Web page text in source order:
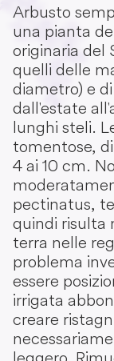
Arbusto
una pianta
originaria del
quelli delle
diametro) e
dall'estate
lunghi steli.
tomentose,
4 ai 10 cm.
pectinatus,
quindi risulta
terra nelle
problema
essere
irrigata
creare